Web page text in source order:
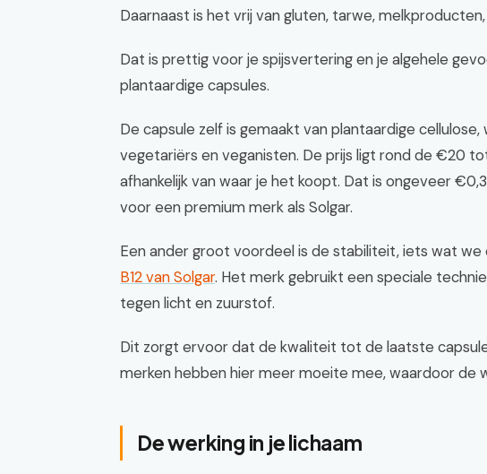
Daarnaast is het vrij van gluten, tarwe,
Dat is prettig voor je spijsvertering en je algehele
plantaardige capsules.
De capsule zelf is gemaakt van plantaardige
vegetariërs en veganisten. De prijs ligt rond de €20
afhankelijk van waar je het koopt. Dat is ongeveer
voor een premium merk als Solgar.
Een ander groot voordeel is de stabiliteit, iets wat we
B12 van Solgar. Het merk gebruikt een speciale
tegen licht en zuurstof.
Dit zorgt ervoor dat de kwaliteit tot de laatste
merken hebben hier meer moeite mee, waardoor de
De werking in je lichaam